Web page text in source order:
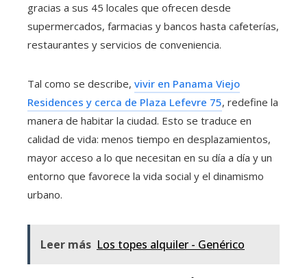
gracias a sus 45 locales que ofrecen desde
supermercados, farmacias y bancos hasta cafeterías,
restaurantes y servicios de conveniencia.
Tal como se describe, vivir en Panama Viejo
Residences y cerca de Plaza Lefevre 75, redefine la
manera de habitar la ciudad. Esto se traduce en
calidad de vida: menos tiempo en desplazamientos,
mayor acceso a lo que necesitan en su día a día y un
entorno que favorece la vida social y el dinamismo
urbano.
Leer más Los topes alquiler - Genérico